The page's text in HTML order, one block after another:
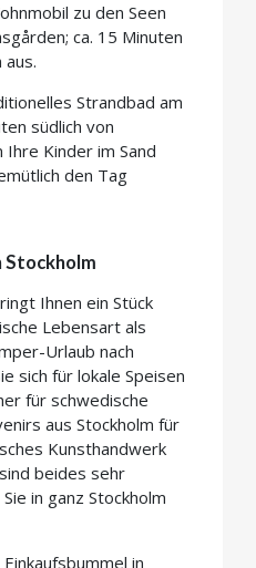
zu den Seen
ca. 15 Minuten
aus.
Strandbad am
südlich von
Ihre Kinder im Sand
den Tag
Stockholm
Ihnen ein Stück
Lebensart als
Urlaub nach
sich für lokale Speisen
für schwedische
aus Stockholm für
Kunsthandwerk
beides sehr
in ganz Stockholm
in